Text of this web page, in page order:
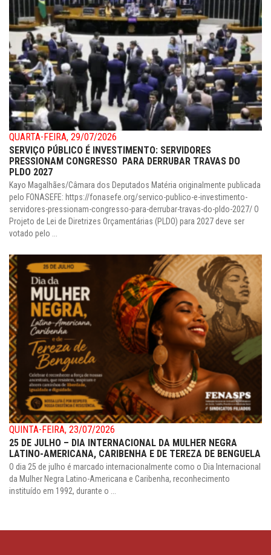
QUARTA-FEIRA, 29/07/2026
SERVIÇO PÚBLICO É INVESTIMENTO: SERVIDORES
PRESSIONAM CONGRESSO PARA DERRUBAR TRAVAS DO
PLDO 2027
Kayo Magalhães/Câmara dos Deputados Matéria originalmente publicada
pelo FONASEFE: https://fonasefe.org/servico-publico-e-investimento-
servidores-pressionam-congresso-para-derrubar-travas-do-pldo-2027/ O
Projeto de Lei de Diretrizes Orçamentárias (PLDO) para 2027 deve ser
votado pelo ...
QUINTA-FEIRA, 23/07/2026
25 DE JULHO – DIA INTERNACIONAL DA MULHER NEGRA
LATINO-AMERICANA, CARIBENHA E DE TEREZA DE BENGUELA
O dia 25 de julho é marcado internacionalmente como o Dia Internacional
da Mulher Negra Latino-Americana e Caribenha, reconhecimento
instituído em 1992, durante o ...